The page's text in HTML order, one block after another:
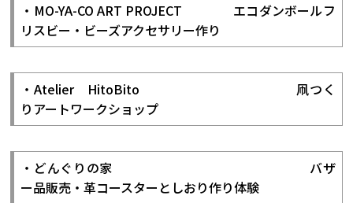
・MO-YA-CO ART PROJECT エコダンボールフ
リスビー・ビーズアクセサリー作り
・Atelier HitoBito 凧つく
りアートワークショップ
・どんぐりの家 バザ
ー品販売・革コースターとしおり作り体験